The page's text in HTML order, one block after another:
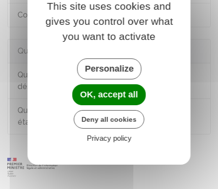
Collège et lycée
Questions ? Réponses !
Que peut faire un jeune de plus de 16 ans
déscolarisé et sans diplôme ?
Quels titres et diplômes sont reconnus comme
étant à finalité professionnelle ?
This site uses cookies and
gives you control over what
you want to activate
Personalize
OK, accept all
Deny all cookies
Privacy policy